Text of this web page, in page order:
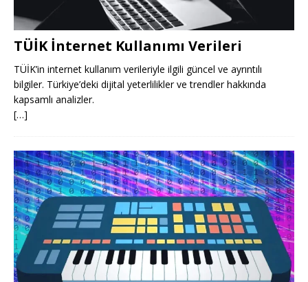
TÜİK İnternet Kullanımı Verileri
TÜİK’in internet kullanım verileriyle ilgili güncel ve ayrıntılı
bilgiler. Türkiye’deki dijital yeterlilikler ve trendler hakkında
kapsamlı analizler.
[…]